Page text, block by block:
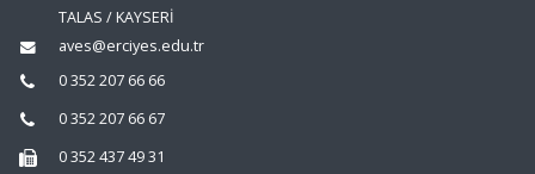
TALAS / KAYSERİ
aves@erciyes.edu.tr
0 352 207 66 66
0 352 207 66 67
0 352 437 49 31